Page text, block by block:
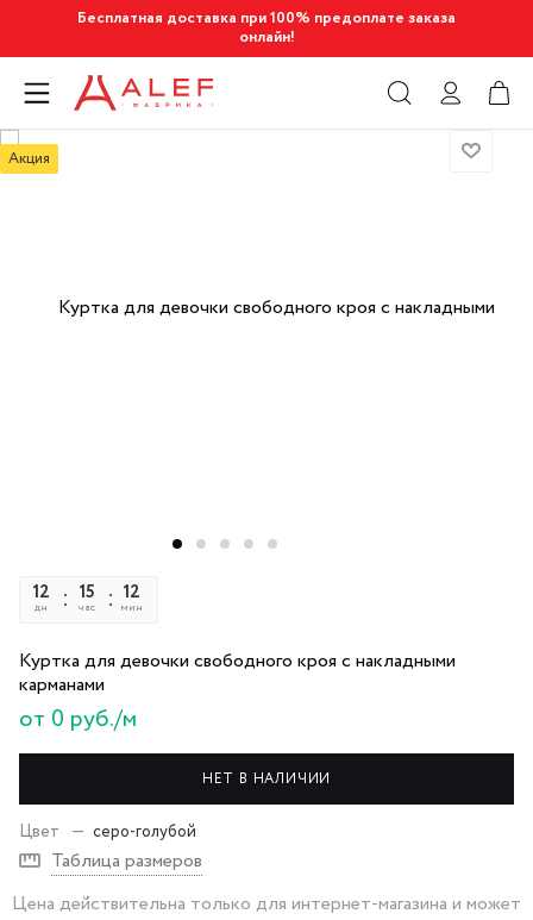
Бесплатная доставка при 100% предоплате заказа
онлайн!
Акция
12
дн
15
час
12
мин
Куртка для девочки свободного кроя с накладными
карманами
от 0 руб./м
НЕТ В НАЛИЧИИ
Цвет — серо-голубой
Таблица размеров
Цена действительна только для интернет-магазина и может